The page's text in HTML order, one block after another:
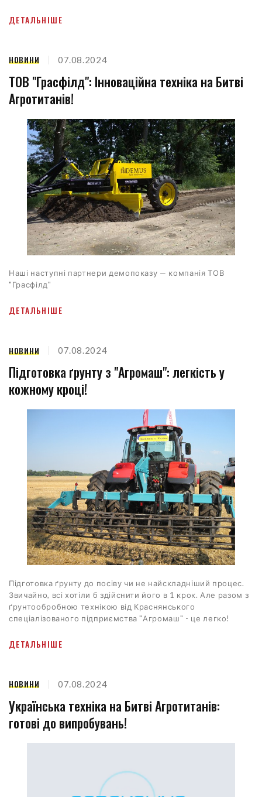
ДЕТАЛЬНІШЕ
НОВИНИ 07.08.2024
ТОВ "Грасфілд": Інноваційна техніка на Битві
Агротитанів!
Наші наступні партнери демопоказу — компанія ТОВ
"Грасфілд"
ДЕТАЛЬНІШЕ
НОВИНИ 07.08.2024
Підготовка ґрунту з "Агромаш": легкість у
кожному кроці!
Підготовка ґрунту до посіву чи не найскладніший процес.
Звичайно, всі хотіли б здійснити його в 1 крок. Але разом з
ґрунтообробною технікою від Краснянського
спеціалізованого підприємства "Агромаш" - це легко!
ДЕТАЛЬНІШЕ
НОВИНИ 07.08.2024
Українська техніка на Битві Агротитанів:
готові до випробувань!